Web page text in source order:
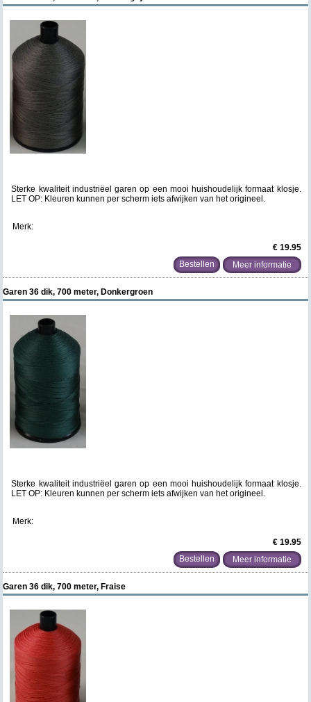
Sterke kwaliteit industriëel garen op een mooi huishoudelijk formaat klosje.
LET OP: Kleuren kunnen per scherm iets afwijken van het origineel.
Merk:
€ 19.95
Meer informatie
Garen 36 dik, 700 meter, Donkergroen
Sterke kwaliteit industriëel garen op een mooi huishoudelijk formaat klosje.
LET OP: Kleuren kunnen per scherm iets afwijken van het origineel.
Merk:
€ 19.95
Meer informatie
Garen 36 dik, 700 meter, Fraise